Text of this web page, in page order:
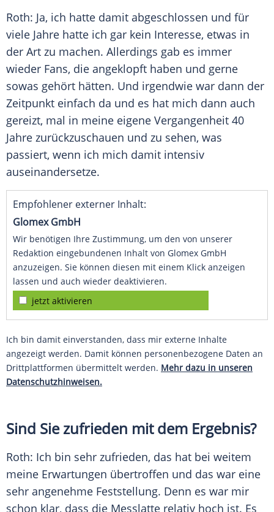
Roth: Ja, ich hatte damit abgeschlossen und für
viele Jahre hatte ich gar kein Interesse, etwas in
der Art zu machen. Allerdings gab es immer
wieder Fans, die angeklopft haben und gerne
sowas gehört hätten. Und irgendwie war dann der
Zeitpunkt einfach da und es hat mich dann auch
gereizt, mal in meine eigene Vergangenheit 40
Jahre zurückzuschauen und zu sehen, was
passiert, wenn ich mich damit intensiv
auseinandersetze.
Empfohlener externer Inhalt:
Glomex GmbH
Wir benötigen Ihre Zustimmung, um den von unserer
Redaktion eingebundenen Inhalt von Glomex GmbH
anzuzeigen. Sie können diesen mit einem Klick anzeigen
lassen und auch wieder deaktivieren.
jetzt aktivieren
Ich bin damit einverstanden, dass mir externe Inhalte
angezeigt werden. Damit können personenbezogene Daten an
Drittplattformen übermittelt werden. Mehr dazu in unseren
Datenschutzhinweisen.
Sind Sie zufrieden mit dem Ergebnis?
Roth: Ich bin sehr zufrieden, das hat bei weitem
meine Erwartungen übertroffen und das war eine
sehr angenehme Feststellung. Denn es war mir
schon klar, dass die Messlatte relativ hoch ist. Es